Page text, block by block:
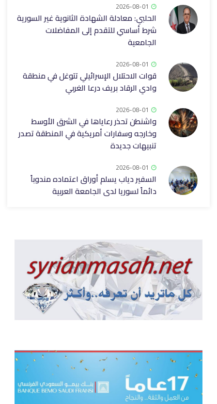
2026-08-01
الحلبي: معادلة الشهادة الثانوية غير السورية
شرط أساسي للتقدم إلى ‌‏المفاضلات
الجامعية‏
2026-08-01
قوات الاحتلال الإسرائيلي تتوغل في منطقة
وادي الرقاد ‏بريف درعا الغربي‎
2026-08-01
واشنطن تحذر رعاياها في الشرق الأوسط
وخارجه وسفارات أمريكية في المنطقة تصدر
تنبيهات جديدة
2026-08-01
السفير دياب يسلم أوراق اعتماده مندوباً
دائماً لسوريا لدى الجامعة العربية